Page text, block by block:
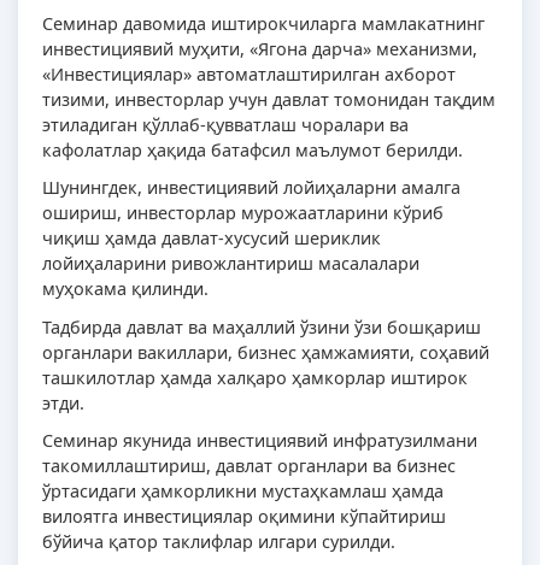
Семинар давомида иштирокчиларга мамлакатнинг
инвестициявий муҳити, «Ягона дарча» механизми,
«Инвестициялар» автоматлаштирилган ахборот
тизими, инвесторлар учун давлат томонидан тақдим
этиладиган қўллаб-қувватлаш чоралари ва
кафолатлар ҳақида батафсил маълумот берилди.
Шунингдек, инвестициявий лойиҳаларни амалга
ошириш, инвесторлар мурожаатларини кўриб
чиқиш ҳамда давлат-хусусий шериклик
лойиҳаларини ривожлантириш масалалари
муҳокама қилинди.
Тадбирда давлат ва маҳаллий ўзини ўзи бошқариш
органлари вакиллари, бизнес ҳамжамияти, соҳавий
ташкилотлар ҳамда халқаро ҳамкорлар иштирок
этди.
Семинар якунида инвестициявий инфратузилмани
такомиллаштириш, давлат органлари ва бизнес
ўртасидаги ҳамкорликни мустаҳкамлаш ҳамда
вилоятга инвестициялар оқимини кўпайтириш
бўйича қатор таклифлар илгари сурилди.